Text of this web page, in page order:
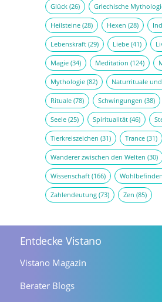
Glück(26) Griechische
Heilsteine(28) Hexen (28)
Lebenskraft(29) Liebe(41)
Magie(34) Meditation (124)
Mythologie(82) Naturrituale
Rituale(78) Schwingungen (38)
Seele(25) Spiritualität(46)
Tierkreiszeichen (31) Trance(31)
Wanderer zwischen den Welten (30)
Wissenschaft(166) Wohlbefinden
Zahlendeutung(73) Zen (85)
Entdecke Vistano
Vistano Magazin
Berater Blogs